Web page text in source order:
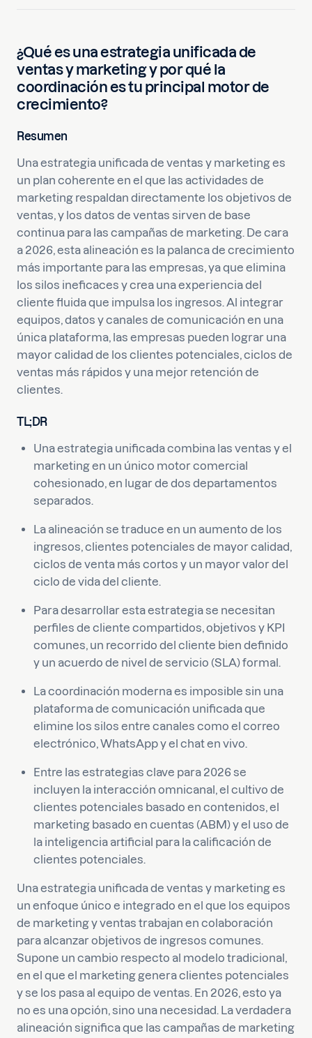
¿Qué es una estrategia unificada de
ventas y marketing y por qué la
coordinación es tu principal motor de
crecimiento?
Resumen
Una estrategia unificada de ventas y marketing es
un plan coherente en el que las actividades de
marketing respaldan directamente los objetivos de
ventas, y los datos de ventas sirven de base
continua para las campañas de marketing. De cara
a 2026, esta alineación es la palanca de crecimiento
más importante para las empresas, ya que elimina
los silos ineficaces y crea una experiencia del
cliente fluida que impulsa los ingresos. Al integrar
equipos, datos y canales de comunicación en una
única plataforma, las empresas pueden lograr una
mayor calidad de los clientes potenciales, ciclos de
ventas más rápidos y una mejor retención de
clientes.
TL;DR
Una estrategia unificada combina las ventas y el
marketing en un único motor comercial
cohesionado, en lugar de dos departamentos
separados.
La alineación se traduce en un aumento de los
ingresos, clientes potenciales de mayor calidad,
ciclos de venta más cortos y un mayor valor del
ciclo de vida del cliente.
Para desarrollar esta estrategia se necesitan
perfiles de cliente compartidos, objetivos y KPI
comunes, un recorrido del cliente bien definido
y un acuerdo de nivel de servicio (SLA) formal.
La coordinación moderna es imposible sin una
plataforma de comunicación unificada que
elimine los silos entre canales como el correo
electrónico, WhatsApp y el chat en vivo.
Entre las estrategias clave para 2026 se
incluyen la interacción omnicanal, el cultivo de
clientes potenciales basado en contenidos, el
marketing basado en cuentas (ABM) y el uso de
la inteligencia artificial para la calificación de
clientes potenciales.
Una estrategia unificada de ventas y marketing es
un enfoque único e integrado en el que los equipos
de marketing y ventas trabajan en colaboración
para alcanzar objetivos de ingresos comunes.
Supone un cambio respecto al modelo tradicional,
en el que el marketing genera clientes potenciales
y se los pasa al equipo de ventas. En 2026, esto ya
no es una opción, sino una necesidad. La verdadera
alineación significa que las campañas de marketing